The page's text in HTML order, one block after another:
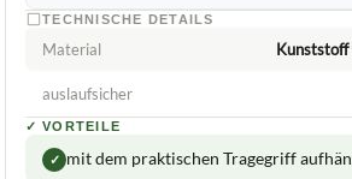
TECHNISCHE DETAILS
Material
auslaufsicher
✓ VORTEILE
✓ mit dem praktischen Tragegriff